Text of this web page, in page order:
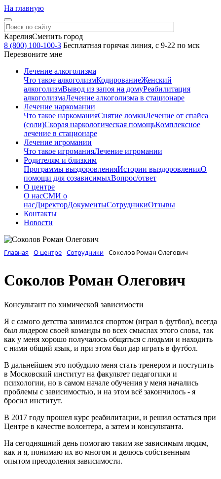
На главную
КарелияСменить город
8 (800) 100-100-3 Бесплатная горячая линия, с 9-22 по мск
Перезвоните мне
Лечение алкоголизма
Что такое алкоголизмКодированиеЖенский
алкоголизмВывод из запоя на домуРеабилитация
алкоголизмаЛечение алкоголизма в стационаре
Лечение наркомании
Что такое наркоманияСнятие ломкиЛечение от спайса
(соли)Скорая наркологическая помощьКомплексное
лечение в стационаре
Лечение игромании
Что такое игроманияЛечение игромании
Родителям и близким
Программы выздоровленияИстории выздоровленияО
помощи для созависимыхВопрос/ответ
О центре
О насСМИ о
насДиректорДокументыСотрудникиОтзывы
Контакты
Новости
Главная О центре Сотрудники Соколов Роман Олегович
Соколов Роман Олегович
Консультант по химической зависимости
Я с самого детства занимался спортом (играл в футбол), всегда
был лидером своей команды во всех смыслах этого слова, так
как у меня хорошо получалось общаться с людьми и находить
с ними общий язык, и при этом был дар играть в футбол.
В дальнейшем это побудило меня стать тренером и поступить
в Московский институт на факультет педагогики и
психологии, но в самом начале обучения у меня начались
проблемы с зависимостью, и на этом всё закончилось - я
бросил институт.
В 2017 году прошел курс реабилитации, и решил остаться при
Центре в качестве волонтера, а затем и консультанта.
На сегодняшний день помогаю таким же зависимым людям,
как и я, понимаю их во многом и делюсь собственным
опытом преодоления зависимости.